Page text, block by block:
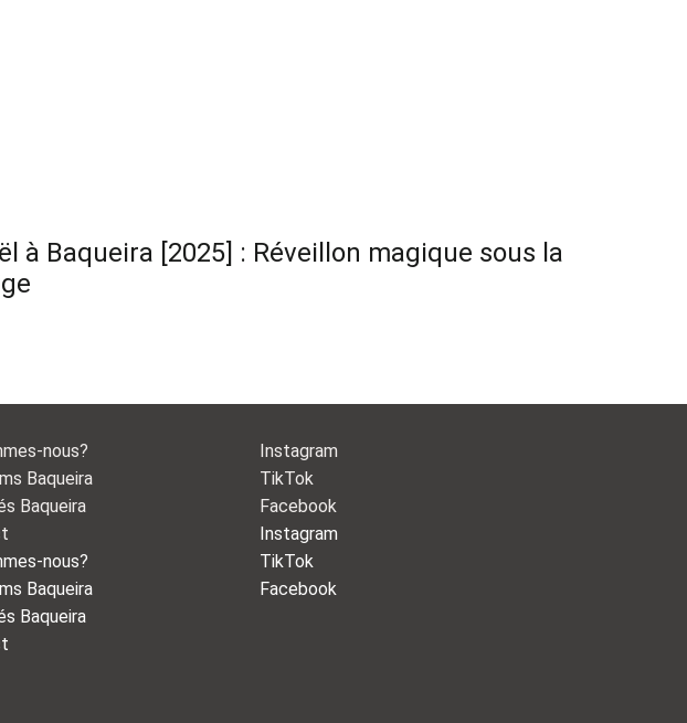
à Baqueira [2025] : Réveillon magique sous la
nous?
Baqueira
Baqueira
nous?
Baqueira
Baqueira
Instagram
TikTok
Facebook
Instagram
TikTok
Facebook